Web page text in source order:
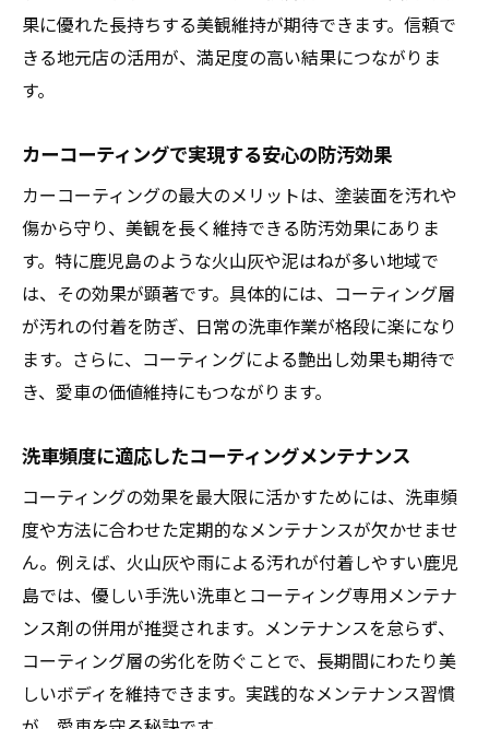
果に優れた長持ちする美観維持が期待できます。信頼で
きる地元店の活用が、満足度の高い結果につながりま
す。
カーコーティングで実現する安心の防汚効果
カーコーティングの最大のメリットは、塗装面を汚れや
傷から守り、美観を長く維持できる防汚効果にありま
す。特に鹿児島のような火山灰や泥はねが多い地域で
は、その効果が顕著です。具体的には、コーティング層
が汚れの付着を防ぎ、日常の洗車作業が格段に楽になり
ます。さらに、コーティングによる艶出し効果も期待で
き、愛車の価値維持にもつながります。
洗車頻度に適応したコーティングメンテナンス
コーティングの効果を最大限に活かすためには、洗車頻
度や方法に合わせた定期的なメンテナンスが欠かせませ
ん。例えば、火山灰や雨による汚れが付着しやすい鹿児
島では、優しい手洗い洗車とコーティング専用メンテナ
ンス剤の併用が推奨されます。メンテナンスを怠らず、
コーティング層の劣化を防ぐことで、長期間にわたり美
しいボディを維持できます。実践的なメンテナンス習慣